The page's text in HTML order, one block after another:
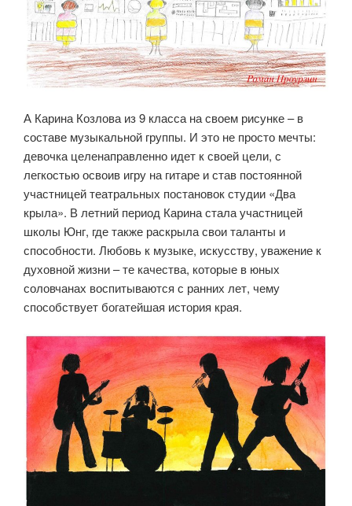
А Карина Козлова из 9 класса на своем рисунке – в
составе музыкальной группы. И это не просто мечты:
девочка целенаправленно идет к своей цели, с
легкостью освоив игру на гитаре и став постоянной
участницей театральных постановок студии «Два
крыла». В летний период Карина стала участницей
школы Юнг, где также раскрыла свои таланты и
способности. Любовь к музыке, искусству, уважение к
духовной жизни – те качества, которые в юных
соловчанах воспитываются с ранних лет, чему
способствует богатейшая история края.